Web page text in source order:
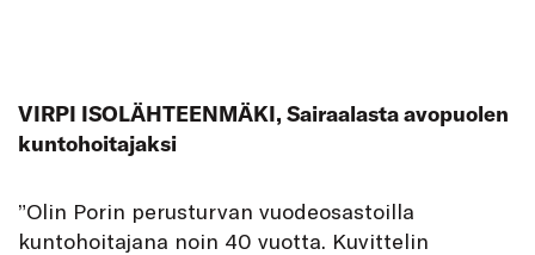
VIRPI ISOLÄHTEENMÄKI, Sairaalasta avopuolen
kuntohoitajaksi
”Olin Porin perusturvan vuodeosastoilla
kuntohoitajana noin 40 vuotta. Kuvittelin